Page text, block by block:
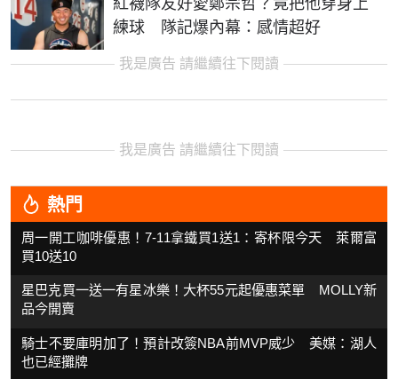
練球 隊記爆內幕：感情超好
我是廣告 請繼續往下閱讀
我是廣告 請繼續往下閱讀
熱門
周一開工咖啡優惠！7-11拿鐵買1送1：寄杯限今天 萊爾富
買10送10
星巴克買一送一有星冰樂！大杯55元起優惠菜單 MOLLY新
品今開賣
騎士不要庫明加了！預計改簽NBA前MVP威少 美媒：湖人
也已經攤牌